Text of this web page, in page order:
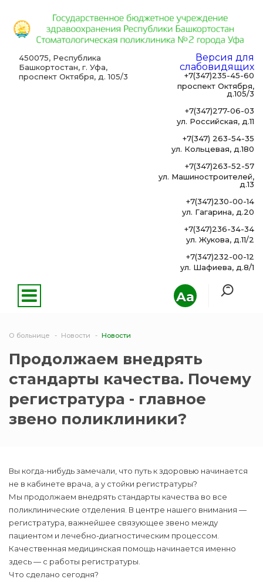
Aa
450075, Республика
Башкортостан, г. Уфа,
проспект Октября, д. 105/3
Версия для
слабовидящих
+7(347)235-45-60
проспект Октября,
д.105/3
+7(347)277-06-03
ул. Российская, д.11
+7(347) 263-54-35
ул. Кольцевая, д.180
+7(347)263-52-57
ул. Машиностроителей,
д.13
+7(347)230-00-14
ул. Гагарина, д.20
+7(347)236-34-34
ул. Жукова, д.11/2
+7(347)232-00-12
ул. Шафиева, д.8/1
О больнице Новости Новости
Продолжаем внедрять
стандарты качества. Почему
регистратура - главное
звено поликлиники?
Вы когда-нибудь замечали, что путь к здоровью начинается
не в кабинете врача, а у стойки регистратуры?
Мы продолжаем внедрять стандарты качества во все
поликлинические отделения. В центре нашего внимания —
регистратура, важнейшее связующее звено между
пациентом и лечебно-диагностическим процессом.
Качественная медицинская помощь начинается именно
здесь — с работы регистратуры.
Что сделано сегодня?